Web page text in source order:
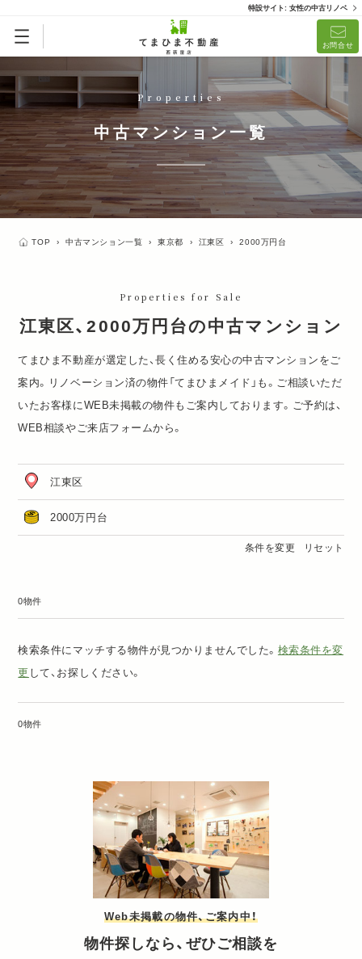
特設サイト: 女性の中古リノベ
お問合せ
Properties
中古マンション一覧
TOP › 中古マンション一覧 › 東京都 › 江東区 › 2000万円台
Properties for Sale
江東区、2000万円台の中古マンション
てまひま不動産が選定した、長く住める安心の中古マンションをご
案内。リノベーション済の物件「てまひまメイド 」も。ご相談いただ
いたお客様にWEB未掲載の物件もご案内しております。ご予約は、
WEB相談やご来店フォームから。
江東区
2000万円台
条件を変更 リセット
0物件
検索条件にマッチする物件が見つかりませんでした。 検索条件を変
更 して、お探しください。
0物件
Web未掲載の物件、ご案内中！
物件探しなら、ぜひご相談を
リノベーション済